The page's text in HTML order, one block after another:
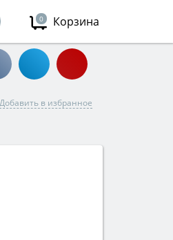
0 Корзина
Добавить в избранное